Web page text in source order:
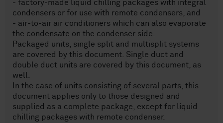
- factory-made liquid chilling packages with integral
condensers or for use with remote condensers, and
- air-to-air air conditioners which can also evaporate
the condensate on the condenser side.
Packaged units, single split and multisplit systems
are covered by this document. Single duct and
double duct units are covered by this document, as
well.
In the case of units consisting of several parts, this
document applies only to those designed and
supplied as a complete package, except for liquid
chilling packages with remote condenser.